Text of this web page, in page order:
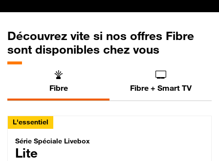
Découvrez vite si nos offres Fibre
sont disponibles chez vous
Fibre Fibre + Smart TV
L'essentiel
Série Spéciale Livebox Lite Fibre
Série Spéciale Livebox
Lite